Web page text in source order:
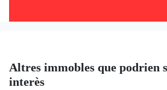
Altres immobles que podrien
interès